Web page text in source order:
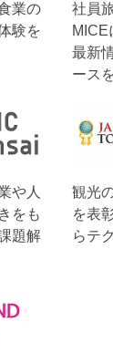
業の
験を
社員
MICE
最新
ース
や人
をも
題解
観光
を表
らテ